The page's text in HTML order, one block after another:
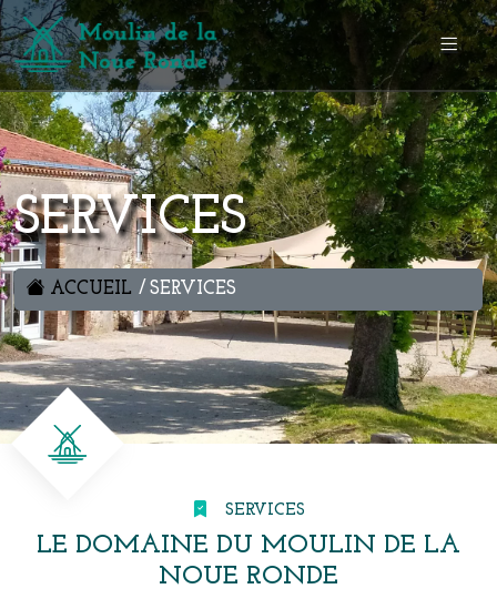
SERVICES
ACCUEIL SERVICES
SERVICES
LE DOMAINE DU MOULIN DE LA
NOUE RONDE